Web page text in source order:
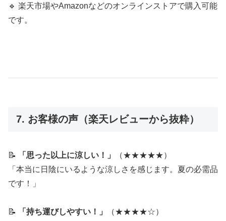
🔹 楽天市場やAmazonなどのオンラインストアで購入可能
です。
7. お客様の声（楽天レビューから抜粋）
📝 「思った以上に涼しい！」
（★★★★★）
「本当に日陰にいるような涼しさを感じます。夏の必需品
です！」
📝 「持ち運びしやすい！」 （★★★★☆）